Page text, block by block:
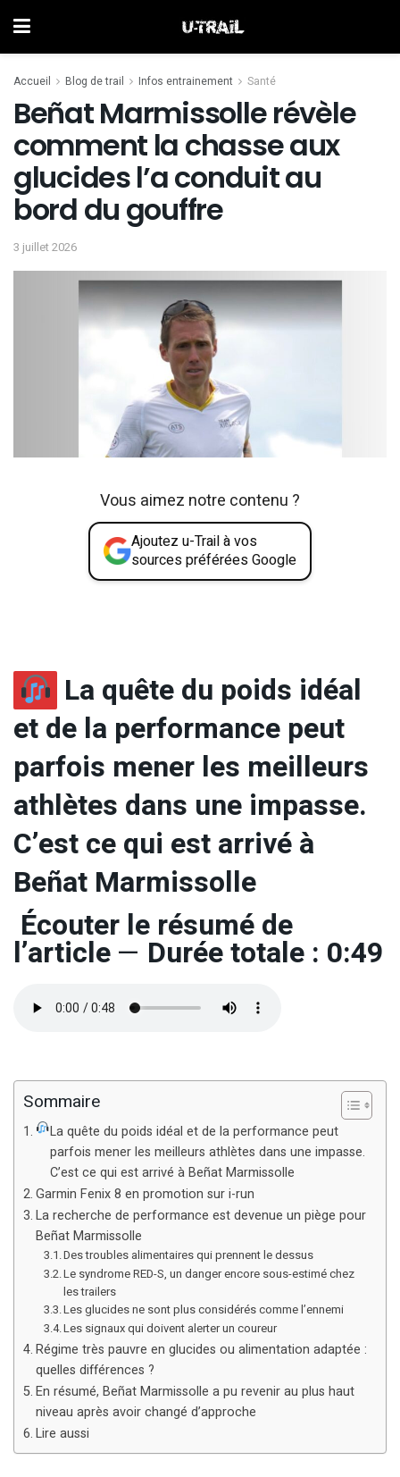
Accueil Blog de trail Infos entrainement Santé
Beñat Marmissolle révèle
comment la chasse aux
glucides l’a conduit au
bord du gouffre
3 juillet 2026
Vous aimez notre contenu ?
Ajoutez u-Trail à vos
sources préférées Google
La quête du poids idéal
et de la performance peut
parfois mener les meilleurs
athlètes dans une impasse.
C’est ce qui est arrivé à
Beñat Marmissolle
Écouter le résumé de
l’article— Durée totale : 0:49
Sommaire
La quête du poids idéal et de la performance peut
parfois mener les meilleurs athlètes dans une impasse.
C’est ce qui est arrivé à Beñat Marmissolle
Garmin Fenix 8 en promotion sur i-run
La recherche de performance est devenue un piège pour
Beñat Marmissolle
Des troubles alimentaires qui prennent le dessus
Le syndrome RED-S, un danger encore sous-estimé chez
les trailers
Les glucides ne sont plus considérés comme l’ennemi
Les signaux qui doivent alerter un coureur
Régime très pauvre en glucides ou alimentation adaptée :
quelles différences ?
En résumé, Beñat Marmissolle a pu revenir au plus haut
niveau après avoir changé d’approche
Lire aussi